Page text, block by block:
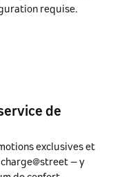
requise.
de
exclusives et
– y